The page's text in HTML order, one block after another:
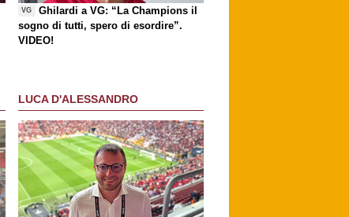
VG
Ghilardi a VG: “La Champions il
sogno di tutti, spero di esordire”.
VIDEO!
LUCA D'ALESSANDRO